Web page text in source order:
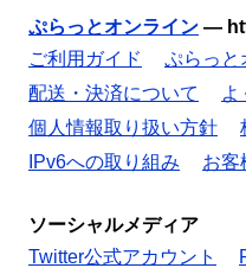
ぷらっとオンライン —
ご利用ガイド
ぷらっと
配送・決済について
よ
個人情報取り扱い方針
IPv6への取り組み
お客
ソーシャルメディア
Twitter公式アカウント